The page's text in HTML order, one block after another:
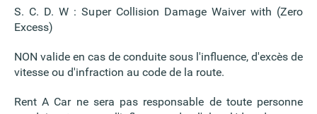
S. C. D. W : Super Collision Damage Waiver with (Zero
Excess)
NON valide en cas de conduite sous l'influence, d'excès de
vitesse ou d'infraction au code de la route.
Rent A Car ne sera pas responsable de toute personne